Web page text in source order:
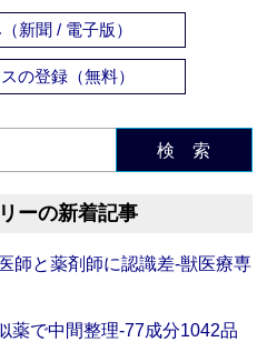
新聞 / 電子版）
の登録（無料）
検 索
ーの新着記事
師と薬剤師に認識差‐獣医療専
薬で中間整理‐77成分1042品